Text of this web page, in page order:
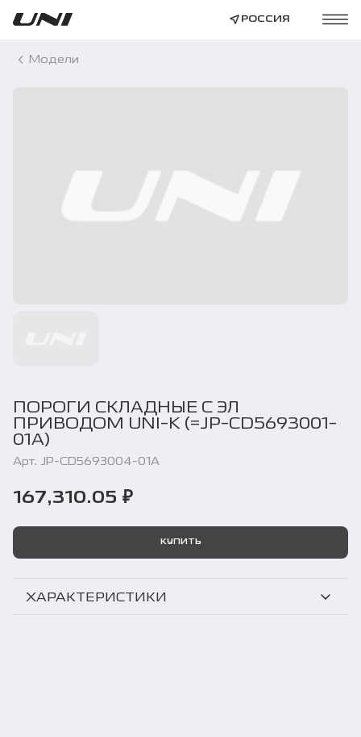
РОССИЯ
Модели
ПОРОГИ СКЛАДНЫЕ С ЭЛ
ПРИВОДОМ UNI-K (=JP-CD5693001-
01A)
Арт. JP-CD5693004-01A
167,310.05 ₽
КУПИТЬ
ХАРАКТЕРИСТИКИ